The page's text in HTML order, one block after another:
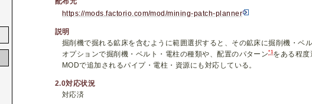
https://mods.factorio.com/mod/mining-patch-planner
説明
掘削機で掘れる鉱床を含むように範囲選択すると、その鉱床に掘削機・ベ
オプションで掘削機・ベルト・電柱の種類や、配置のパターン*1をある程度
MODで追加されるパイプ・電柱・資源にも対応している。
2.0対応状況
対応済